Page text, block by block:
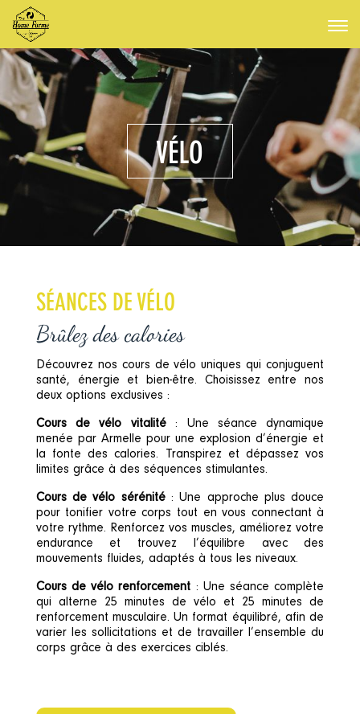
VÉLO
SÉANCES DE VÉLO
Brûlez des calories
Découvrez nos cours de vélo uniques qui conjuguent
santé, énergie et bien-être. Choisissez entre nos
deux options exclusives :
Cours de vélo vitalité: Une séance dynamique
menée par Armelle pour une explosion d’énergie et
la fonte des calories. Transpirez et dépassez vos
limites grâce à des séquences stimulantes.
Cours de vélo sérénité: Une approche plus douce
pour tonifier votre corps tout en vous connectant à
votre rythme. Renforcez vos muscles, améliorez votre
endurance et trouvez l’équilibre avec des
mouvements fluides, adaptés à tous les niveaux.
Cours de vélo renforcement : Une séance complète
qui alterne 25 minutes de vélo et 25 minutes de
renforcement musculaire. Un format équilibré, afin de
varier les sollicitations et de travailler l’ensemble du
corps grâce à des exercices ciblés.